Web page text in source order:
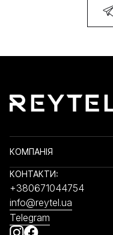
КОМПАНІЯ
КОНТАКТИ:
+380671044754
info@reytel.ua
Telegram